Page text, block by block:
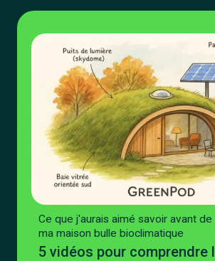
Ce que j'aurais aimé savoir avant
ma maison bulle bioclimatique
5 vidéos pour comprendre